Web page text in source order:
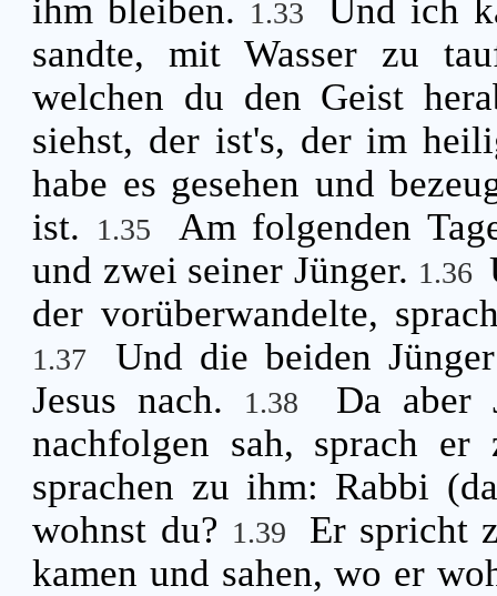
ihm bleiben. 1.33
Und ich
sandte, mit Wasser zu
welchen du den Geist
siehst, der ist's, der im
habe es gesehen und
ist.
1.35
Am folgenden
und zwei seiner Jünger. 1.36
der vorüberwandelte,
1.37
Und die beiden
Jesus nach.
1.38
Da aber
nachfolgen sah, sprach
sprachen zu ihm: Rabbi
wohnst du? 1.39
Er spricht
kamen und sahen, wo er